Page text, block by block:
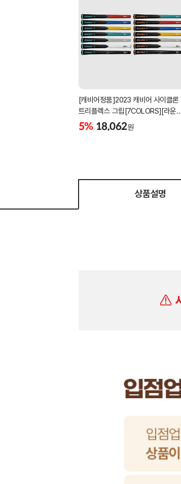
[캐비어정품]2023 캐비어 사이클론
트리플렉스 그립[7COLORS][라운
[39g/42g/46g/50g][R/S 토크]
5% 18,062원
상품설명